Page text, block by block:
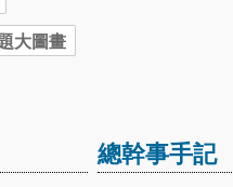
總幹事手記